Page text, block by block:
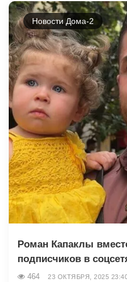
Новости Дома-2
Роман Капаклы
подписчиков в
464 23 ОКТЯБРЯ, 2025